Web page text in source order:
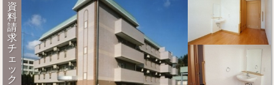
資
料
請
求
チ
ェ
ッ
ク